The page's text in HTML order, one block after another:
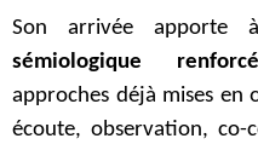
Son arrivée apporte
sémiologique
approches déjà mises
écoute, observation,